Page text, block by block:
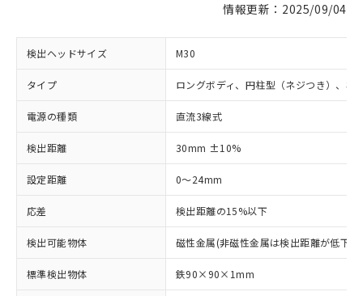
情報更新：2025/09/04
検出ヘッドサイズ M30
タイプ ロングボディ、円柱型（ネジつき）、非
電源の種類 直流3線式
検出距離 30mm ±10%
設定距離 0～24mm
応差 検出距離の15%以下
検出可能物体 磁性金属(非磁性金属は検出距離が低下し
標準検出物体 鉄90×90×1mm